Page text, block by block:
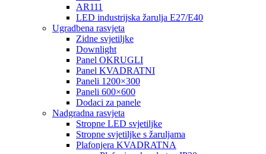
AR111
LED industrijska žarulja E27/E40
Ugradbena rasvjeta
Zidne svjetiljke
Downlight
Panel OKRUGLI
Panel KVADRATNI
Paneli 1200×300
Paneli 600×600
Dodaci za panele
Nadgradna rasvjeta
Stropne LED svjetiljke
Stropne svjetiljke s žaruljama
Plafonjera KVADRATNA